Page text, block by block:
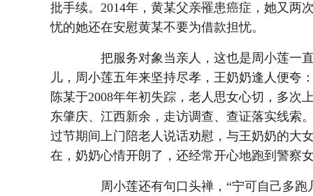
批手续。2014年，黄某父亲罹患癌症，她又两
忧的她还在安慰黄某不要为借款担忧。
把服务对象当亲人，这也是周小莲一直
儿，周小莲五年来坚持尽孝，王奶奶逢人便夸
陈某于2008年年初失踪，老人思女心切，多次
东肇庆、江西新余，走访调查、查证落实线索
过节期间上门陪老人说话劝慰，与王奶奶的大
在，奶奶心情开朗了，还经常开心地跑到警察
周小莲还有句口头禅，“宁可自己多跑